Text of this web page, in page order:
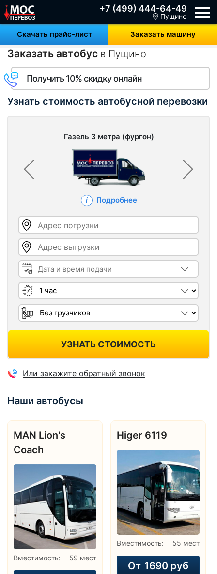
+7 (499) 444-64-49
Скачать прайс-лист Заказать машину
Пущино
Заказать автобус в Пущино
Получить 10% скидку онлайн
Узнать стоимость автобусной перевозки
Газель 3 метра (фургон)
Подробнее
Адрес погрузки
Адрес выгрузки
Дата и время подачи
Длительность
Грузчики
УЗНАТЬ СТОИМОСТЬ
Или закажите обратный звонок
Наши автобусы
MAN Lion's
Coach
Вместимость: 59 мест
Higer 6119
Вместимость: 55 мест
От 1690 руб